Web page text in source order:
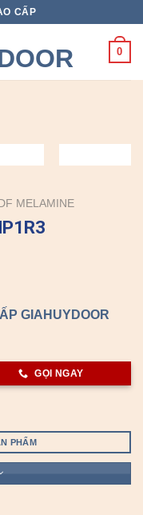
CẤP
0
MELAMINE
GIAHUYDOOR
GỌI NGAY
PHẨM